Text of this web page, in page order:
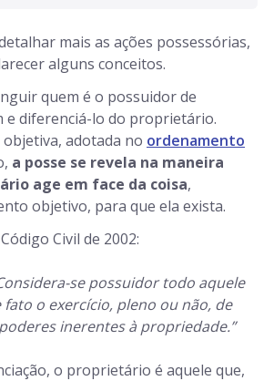
mais as ações possessórias,
alguns conceitos.
quem é o possuidor de
e diferenciá-lo do proprietário.
adotada no ordenamento
a posse se revela na maneira
age em face da coisa,
objetivo, para que ela exista.
Civil de 2002:
se possuidor todo aquele
o exercício, pleno ou não, de
inerentes à propriedade.”
o proprietário é aquele que,